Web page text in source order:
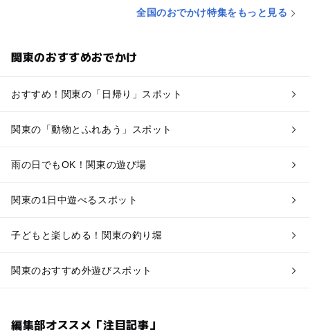
全国のおでかけ特集をもっと見る
関東のおすすめおでかけ
おすすめ！関東の「日帰り」スポット
関東の「動物とふれあう」スポット
雨の日でもOK！関東の遊び場
関東の1日中遊べるスポット
子どもと楽しめる！関東の釣り堀
関東のおすすめ外遊びスポット
編集部オススメ「注目記事」